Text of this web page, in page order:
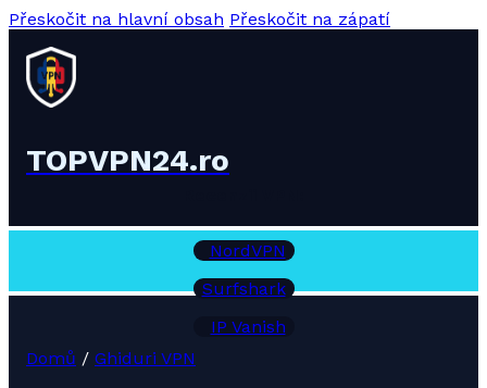
Přeskočit na hlavní obsah Přeskočit na zápatí
TOPVPN24.ro
NordVPN
Surfshark
IP Vanish
Domů / Ghiduri VPN